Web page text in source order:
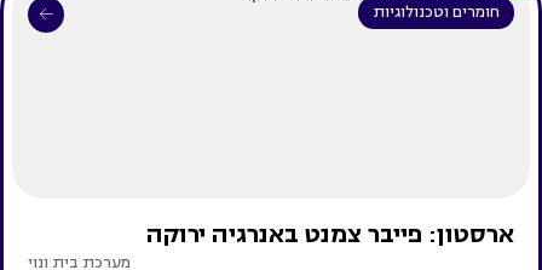
חומרים וטכנולוגיות
ארסטון: פייבר צמנט באנרגיה ירוקה
מערכת בית ונוי